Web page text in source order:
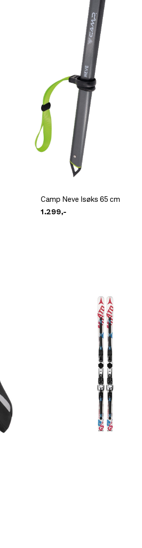
Camp Neve Isøks 65 cm
1.299,-